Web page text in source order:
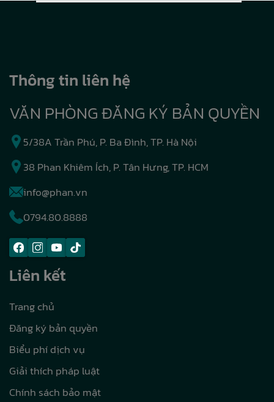
Thông tin liên hệ
VĂN PHÒNG ĐĂNG KÝ BẢN QUYỀN
5/38A Trần Phú, P. Ba Đình, TP. Hà Nội
38 Phan Khiêm Ích, P. Tân Hưng, TP. HCM
info@phan.vn
0794.80.8888
Liên kết
Trang chủ
Đăng ký bản quyền
Biểu phí dịch vụ
Giải thích pháp luật
Chính sách bảo mật